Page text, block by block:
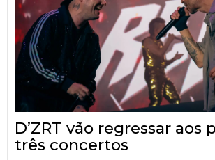
D’ZRT vão regressar aos
três concertos